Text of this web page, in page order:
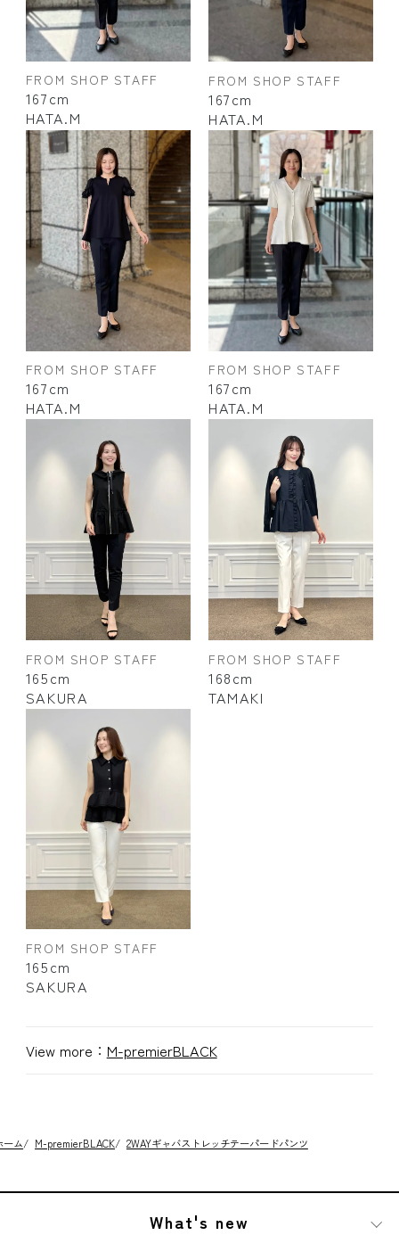
FROM SHOP STAFF
167cm
HATA.M
FROM SHOP STAFF
167cm
HATA.M
FROM SHOP STAFF
167cm
HATA.M
FROM SHOP STAFF
167cm
HATA.M
FROM SHOP STAFF
165cm
SAKURA
FROM SHOP STAFF
168cm
TAMAKI
FROM SHOP STAFF
165cm
SAKURA
View more： M-premierBLACK
ーム/ M-premierBLACK/ 2WAYギャバストレッチテーパードパンツ
What's new